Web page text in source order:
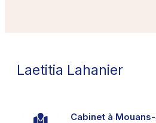
Laetitia Lahanier
Cabinet à